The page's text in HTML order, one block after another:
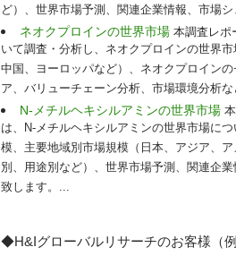
ど）、世界市場予測、関連企業情報、市場
ネオクプロインの世界市場 本調査レポ
いて調査・分析し、ネオクプロインの世界
中国、ヨーロッパなど）、ネオクプロイン
ア、バリューチェーン分析、市場環境分析
N-メチルヘキシルアミンの世界市場
は、N-メチルヘキシルアミンの世界市場に
模、主要地域別市場規模（日本、アジア、
別、用途別など）、世界市場予測、関連企
致します。...
◆H&Iグローバルリサーチのお客様（